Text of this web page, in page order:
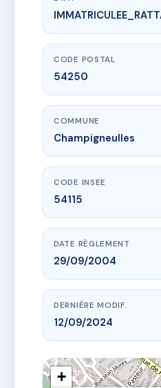
www.vme.plus/
Philippe
41 r philippe martin
CODE POSTAL
54250
COMMUNE
Champigneulles
CODE INSEE
54115
DATE RÈGLEMENT
29/09/2004
DERNIÈRE MODIF.
12/09/2024
+